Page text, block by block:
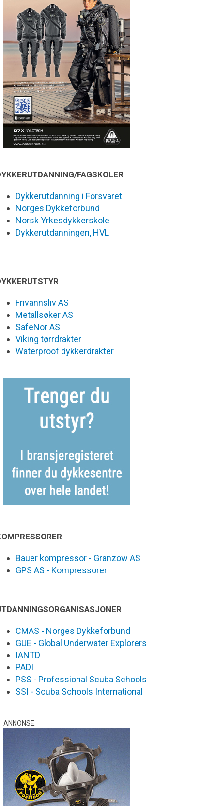
FAGSKOLER
Dykkerutdanning i Forsvaret
Norges Dykkeforbund
Norsk Yrkesdykkerskole
Dykkerutdanningen, HVL
Frivannsliv AS
Metallsøker AS
SafeNor AS
Viking tørrdrakter
Waterproof dykkerdrakter
Bauer kompressor - Granzow AS
GPS AS - Kompressorer
CMAS - Norges Dykkeforbund
GUE - Global Underwater Explorers
IANTD
PADI
PSS - Professional Scuba Schools
SSI - Scuba Schools International
ANNONSE: